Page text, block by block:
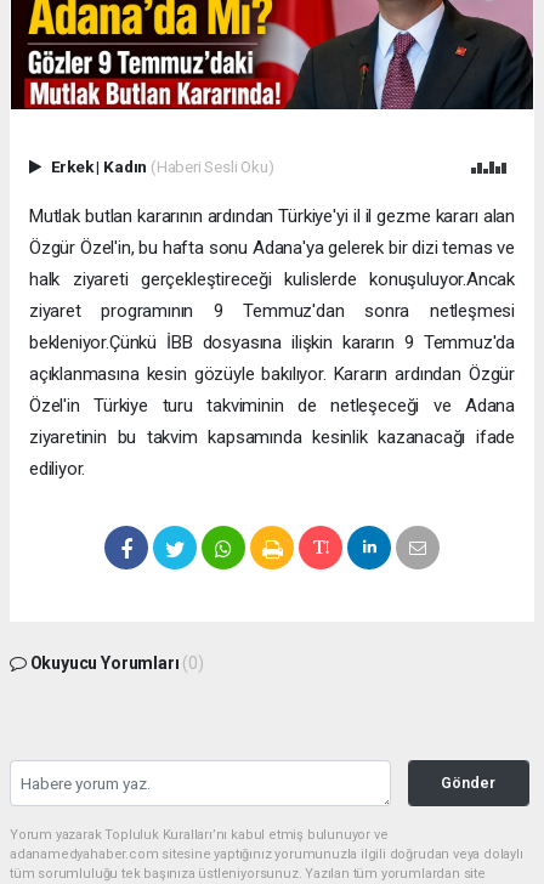
Erkek| Kadın (Haberi Sesli Oku)
Mutlak butlan kararının ardından Türkiye'yi il il gezme kararı alan
Özgür Özel'in, bu hafta sonu Adana'ya gelerek bir dizi temas ve
halk ziyareti gerçekleştireceği kulislerde konuşuluyor.Ancak
ziyaret programının 9 Temmuz'dan sonra netleşmesi
bekleniyor.Çünkü İBB dosyasına ilişkin kararın 9 Temmuz'da
açıklanmasına kesin gözüyle bakılıyor. Kararın ardından Özgür
Özel'in Türkiye turu takviminin de netleşeceği ve Adana
ziyaretinin bu takvim kapsamında kesinlik kazanacağı ifade
ediliyor.
Okuyucu Yorumları (0)
Gönder
Yorum yazarak Topluluk Kuralları’nı kabul etmiş bulunuyor ve
adanamedyahaber.com sitesine yaptığınız yorumunuzla ilgili doğrudan veya dolaylı
tüm sorumluluğu tek başınıza üstleniyorsunuz. Yazılan tüm yorumlardan site